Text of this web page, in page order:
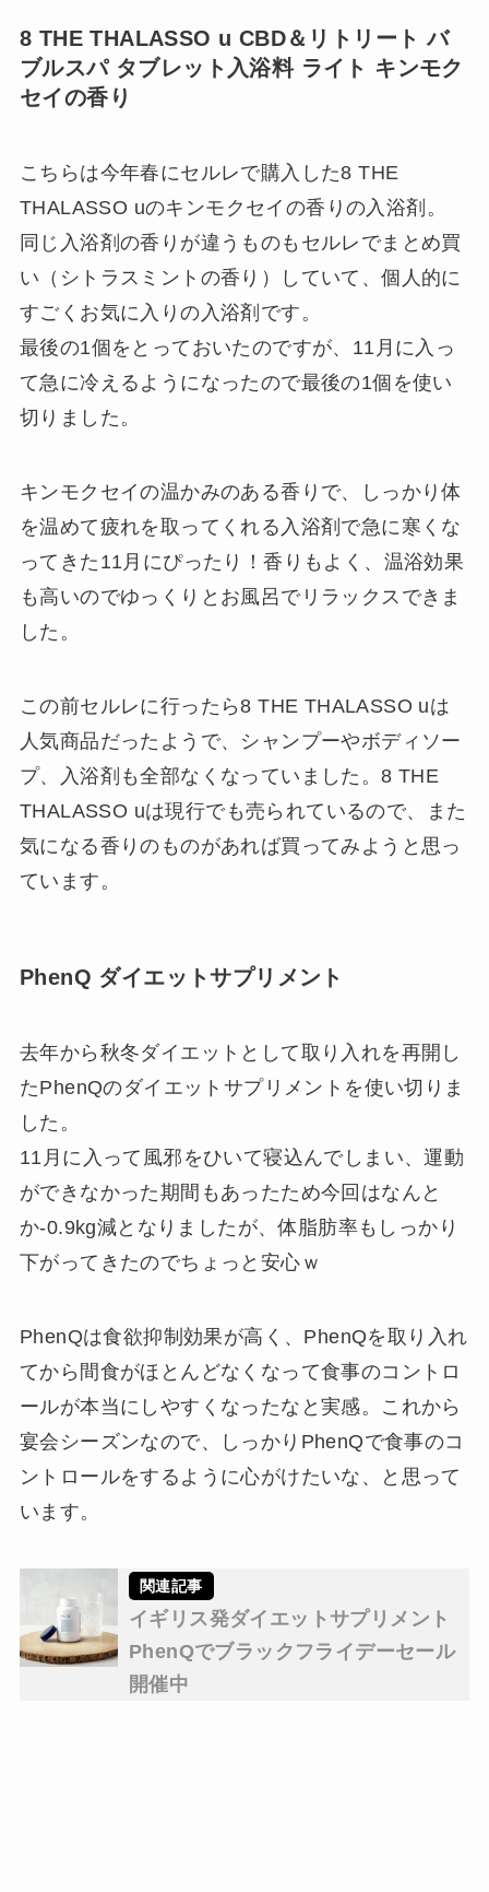
8 THE THALASSO u CBD＆リトリート バ
ブルスパ タブレット入浴料 ライト キンモク
セイの香り
こちらは今年春にセルレで購入した8 THE
THALASSO uのキンモクセイの香りの入浴剤。
同じ入浴剤の香りが違うものもセルレでまとめ買
い（シトラスミントの香り）していて、個人的に
すごくお気に入りの入浴剤です。
最後の1個をとっておいたのですが、11月に入っ
て急に冷えるようになったので最後の1個を使い
切りました。
キンモクセイの温かみのある香りで、しっかり体
を温めて疲れを取ってくれる入浴剤で急に寒くな
ってきた11月にぴったり！香りもよく、温浴効果
も高いのでゆっくりとお風呂でリラックスできま
した。
この前セルレに行ったら8 THE THALASSO uは
人気商品だったようで、シャンプーやボディソー
プ、入浴剤も全部なくなっていました。8 THE
THALASSO uは現行でも売られているので、また
気になる香りのものがあれば買ってみようと思っ
ています。
PhenQ ダイエットサプリメント
去年から秋冬ダイエットとして取り入れを再開し
たPhenQのダイエットサプリメントを使い切りま
した。
11月に入って風邪をひいて寝込んでしまい、運動
ができなかった期間もあったため今回はなんと
か-0.9kg減となりましたが、体脂肪率もしっかり
下がってきたのでちょっと安心ｗ
PhenQは食欲抑制効果が高く、PhenQを取り入れ
てから間食がほとんどなくなって食事のコントロ
ールが本当にしやすくなったなと実感。これから
宴会シーズンなので、しっかりPhenQで食事のコ
ントロールをするように心がけたいな、と思って
います。
イギリス発ダイエットサプリメント
PhenQでブラックフライデーセール
開催中